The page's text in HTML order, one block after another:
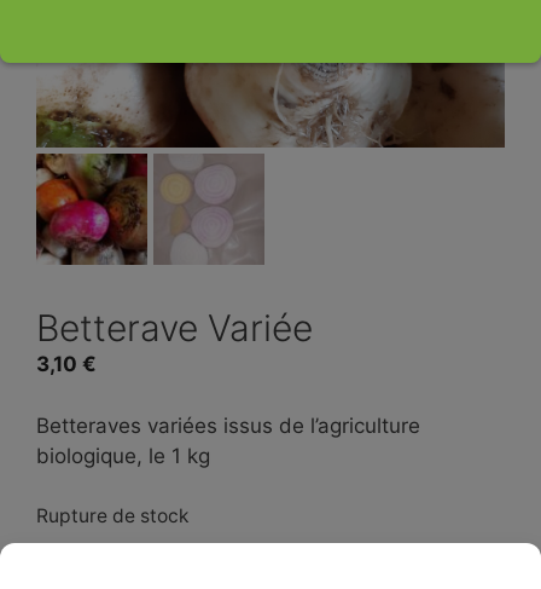
Betterave Variée
3,10 €
Betteraves variées issus de l’agriculture
biologique, le 1 kg
Rupture de stock